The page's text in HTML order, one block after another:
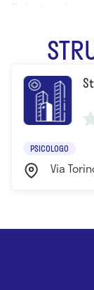
- Ipnotista
ipnosi clinica
-
Sessuologia
- Operatrice
Italiano
Termine,
PSICOLOGO
Via